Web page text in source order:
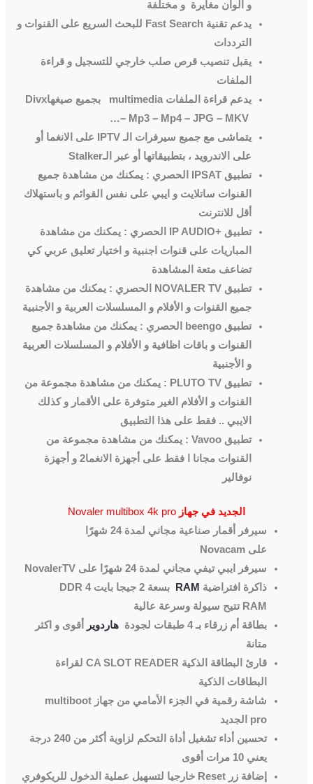
و ألوان مغايرة و مختلفة
يدعم تقنية Fast Search للبحث السريع على القنوات و
الترددات
يقبل تنصيب قرص صلب خارجي للتسجيل و قراءة
الملفات
يدعم قراءة الملفاتmultimedia بجميع صيغهاDivx
– Mp3 – Mp4 – JPG – MKV
…
يتماشى مع جميع سيرفرات الـ IPTV على الانغما أو
على الاندرويد ، بتطبيقاتها أو عبر الـStalker
تطبيقIPSAT
الحصري : يمكنك من مشاهدة جميع
القنوات ساتلايت و ايبي على نفس القوائم و باستهلاك
أقل للانترنت
تطبيق IP AUDIO+
الحصري : يمكنك من مشاهدة
المباريات على قنوات اجنبية و اختيار تعليق عربي كي
تضاعف متعة المشاهدة
تطبيقNOVALER TV
الحصري : يمكنك من مشاهدة
جميع القنوات و الأفلام و المسلسلات العربية و الأجنبية
تطبيقbeengo
الحصري : يمكنك من مشاهدة جميع
القنوات و باقات اظافية و الأفلام و المسلسلات العربية
و الأجنبية
تطبيقPLUTO TV : يمكنك من مشاهدة مجموعة من
القنوات و الأفلام الغير متوفرة على الأقمار و كذلك
الايبي .. فقط على هذا التطبيق
تطبيقVavoo : يمكنك من مشاهدة مجموعة من
القنوات مجانا ا فقط على أجهزة الانغما2 و أجهزة
نوفالير
الجديد في جهاز Novaler multibox 4k pro
سيرفر أقمار صناعية مجاني لمدة 24 شهرًا
علىNovacam
سيرفر ايبي تيفي مجاني لمدة 24 شهرًا على
NovalerTV
ذاكرة افتراضية RAM بسعة 2 جيجا بايت
DDR 4
RAM تتيح سيولة وسرعة عالية
بطاقة أم زرقاء بـ 4 طبقات لجودة
هاردوير
أقوى و اكثر
متانة
قارئ البطاقة الذكية CA SLOT READER لقراءة
البطاقات الذكية
شاشة رقمية في الجزء الأمامي من جهازmultiboot
pro الجديد
تحسين أداء تشغيل أداة التحكم لزاوية أكثر من 240 درجة
يعني 10 مرات أقوى
إضافة زرReset خارجيا لتسهيل عملية الدخول للريكوفري